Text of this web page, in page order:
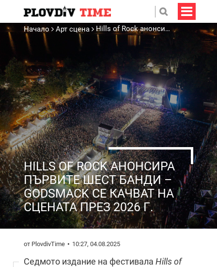
Начало Арт сцена Hills of Rock анонсира първите шест банди – Godsmack се качват на сцената през 2026 г.
HILLS OF ROCK АНОНСИРА
ПЪРВИТЕ ШЕСТ БАНДИ –
GODSMACK СЕ КАЧВАТ НА
СЦЕНАТА ПРЕЗ 2026 Г.
от PlovdivTime 10:27, 04.08.2025
Седмото издание на фестивала Hills of